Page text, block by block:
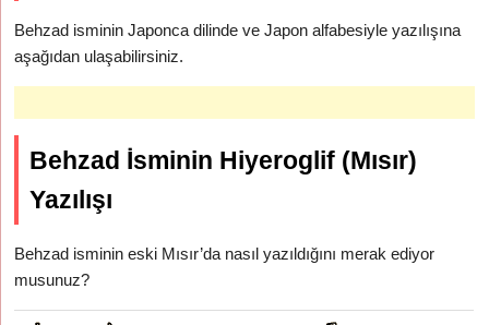
Behzad isminin Japonca dilinde ve Japon alfabesiyle yazılışına
aşağıdan ulaşabilirsiniz.
Behzad İsminin Hiyeroglif (Mısır)
Yazılışı
Behzad isminin eski Mısır’da nasıl yazıldığını merak ediyor
musunuz?